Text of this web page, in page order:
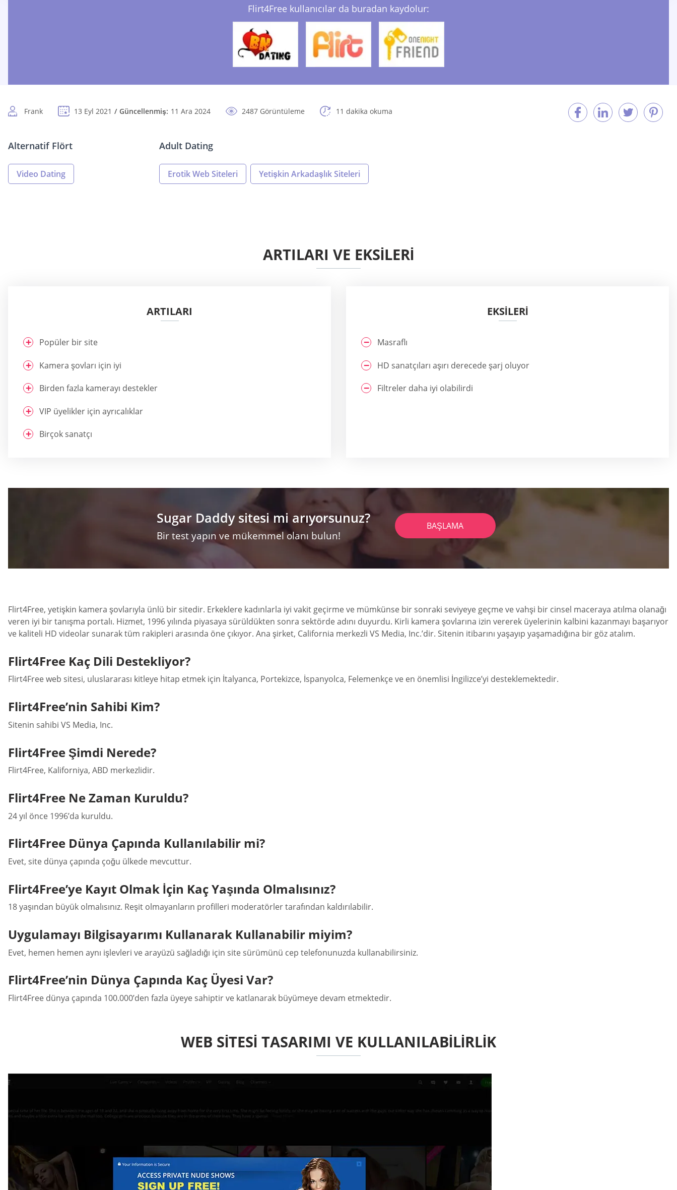
Flirt4Free kullanıcılar da buradan kaydolur:
Frank 13 Eyl 2021 Güncellenmiş: 11 Ara 2024 2487 Görüntüleme 11 dakika okuma
Alternatif Flört
Video Dating
Adult Dating
Erotik Web Siteleri Yetişkin Arkadaşlık Siteleri
ARTILARI VE EKSİLERİ
ARTILARI
Popüler bir site
Kamera şovları için iyi
Birden fazla kamerayı destekler
VIP üyelikler için ayrıcalıklar
Birçok sanatçı
EKSİLERİ
Masraflı
HD sanatçıları aşırı derecede şarj oluyor
Filtreler daha iyi olabilirdi
Sugar Daddy sitesi mi arıyorsunuz?
Bir test yapın ve mükemmel olanı bulun!
BAŞLAMA
Flirt4Free, yetişkin kamera şovlarıyla ünlü bir sitedir. Erkeklere kadınlarla iyi vakit geçirme ve mümkünse bir sonraki seviyeye geçme ve vahşi bir cinsel maceraya atılma olanağı
veren iyi bir tanışma portalı. Hizmet, 1996 yılında piyasaya sürüldükten sonra sektörde adını duyurdu. Kirli kamera şovlarına izin vererek üyelerinin kalbini kazanmayı başarıyor
ve kaliteli HD videolar sunarak tüm rakipleri arasında öne çıkıyor. Ana şirket, California merkezli VS Media, Inc.’dir. Sitenin itibarını yaşayıp yaşamadığına bir göz atalım.
Flirt4Free Kaç Dili Destekliyor?
Flirt4Free web sitesi, uluslararası kitleye hitap etmek için İtalyanca, Portekizce, İspanyolca, Felemenkçe ve en önemlisi İngilizce’yi desteklemektedir.
Flirt4Free’nin Sahibi Kim?
Sitenin sahibi VS Media, Inc.
Flirt4Free Şimdi Nerede?
Flirt4Free, Kaliforniya, ABD merkezlidir.
Flirt4Free Ne Zaman Kuruldu?
24 yıl önce 1996’da kuruldu.
Flirt4Free Dünya Çapında Kullanılabilir mi?
Evet, site dünya çapında çoğu ülkede mevcuttur.
Flirt4Free’ye Kayıt Olmak İçin Kaç Yaşında Olmalısınız?
18 yaşından büyük olmalısınız. Reşit olmayanların profilleri moderatörler tarafından kaldırılabilir.
Uygulamayı Bilgisayarımı Kullanarak Kullanabilir miyim?
Evet, hemen hemen aynı işlevleri ve arayüzü sağladığı için site sürümünü cep telefonunuzda kullanabilirsiniz.
Flirt4Free’nin Dünya Çapında Kaç Üyesi Var?
Flirt4Free dünya çapında 100.000’den fazla üyeye sahiptir ve katlanarak büyümeye devam etmektedir.
WEB SITESI TASARIMI VE KULLANILABILIRLIK